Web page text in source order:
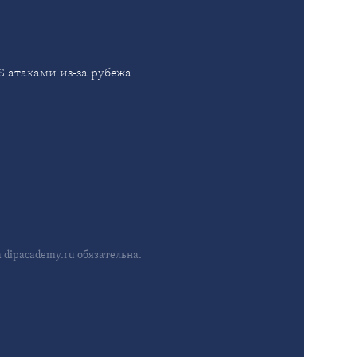
из-за рубежа.
обязательна.